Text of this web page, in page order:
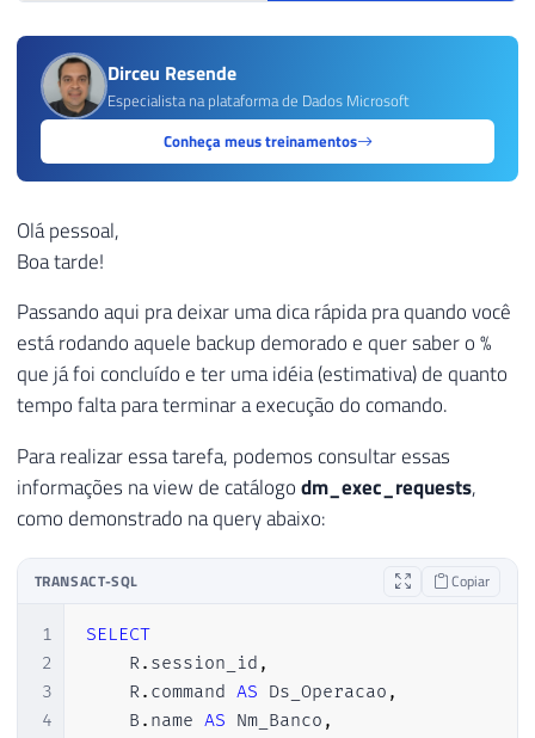
Dirceu Resende
Especialista na plataforma de Dados Microsoft
Conheça meus treinamentos
Olá pessoal,
Boa tarde!
Passando aqui pra deixar uma dica rápida pra quando você
está rodando aquele backup demorado e quer saber o %
que já foi concluído e ter uma idéia (estimativa) de quanto
tempo falta para terminar a execução do comando.
Para realizar essa tarefa, podemos consultar essas
informações na view de catálogodm_exec_requests,
como demonstrado na query abaixo:
TRANSACT-SQL Copiar
1
2
3
4
SELECT
    R
. session_id ,
    R
. command AS Ds_Operacao ,
    B
. name AS Nm_Banco ,